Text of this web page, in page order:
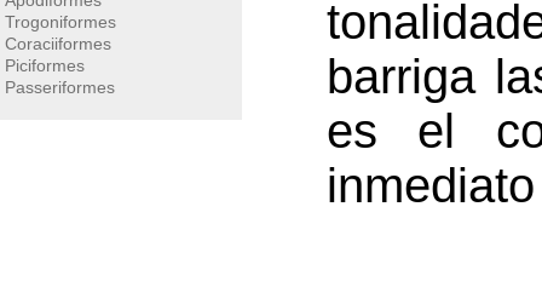
Trogoniformes
Coraciiformes
Piciformes
Passeriformes
barriga
es el